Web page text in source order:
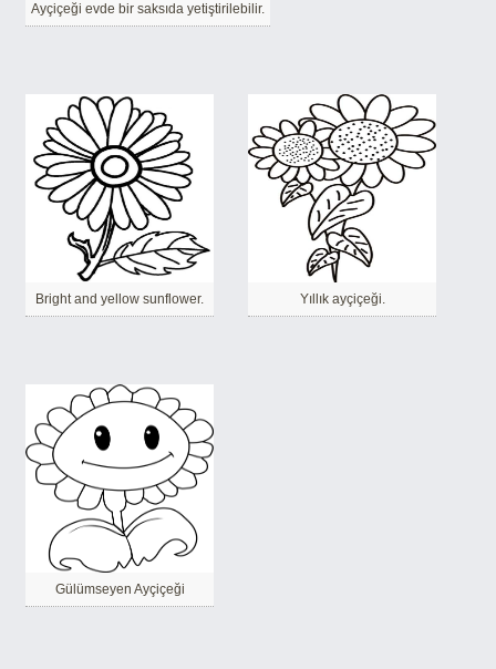
Ayçiçeği evde bir saksıda yetiştirilebilir.
Bright and yellow sunflower. Yıllık ayçiçeği.
Gülümseyen Ayçiçeği